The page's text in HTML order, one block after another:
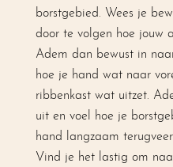
borstgebied. Wees je
door te volgen hoe jouw
Adem dan bewust in
hoe je hand wat naar
ribbenkast wat uitzet.
uit en voel hoe je
hand langzaam
Vind je het lastig om